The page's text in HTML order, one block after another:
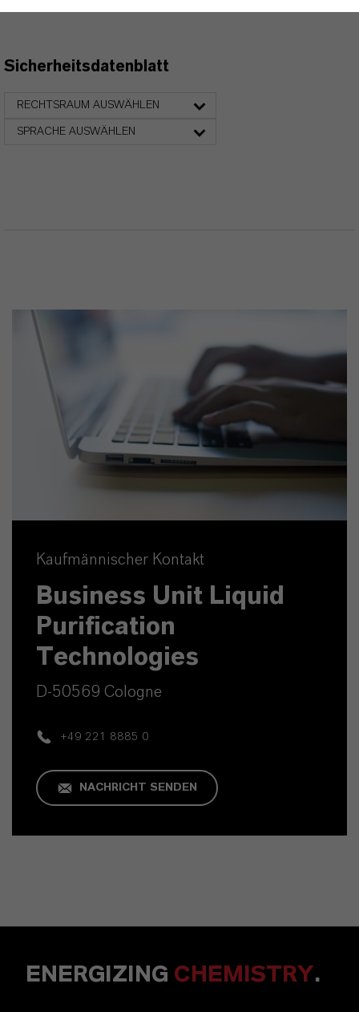
Sicherheitsdatenblatt
RECHTSRAUM AUSWÄHLEN
SPRACHE AUSWÄHLEN
Kaufmännischer Kontakt
Business Unit Liquid
Purification
Technologies
D-50569 Cologne
+49 221 8885 0
NACHRICHT SENDEN
ENERGIZING CHEMISTRY.